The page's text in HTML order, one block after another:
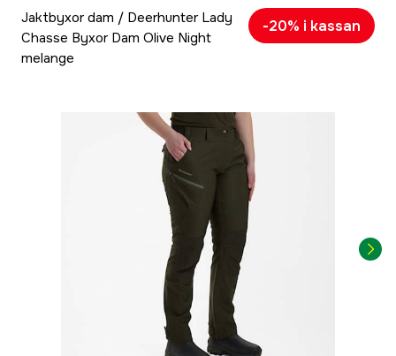
Jaktbyxor dam / Deerhunter Lady
Chasse Byxor Dam Olive Night
melange
-20% i kassan